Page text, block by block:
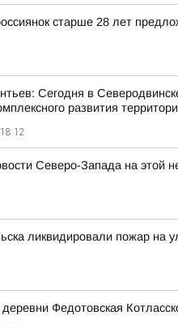
старше 28 лет
Сегодня в
развития
Северо-Запада на этой
ликвидировали пожар на
деревни Федотовская